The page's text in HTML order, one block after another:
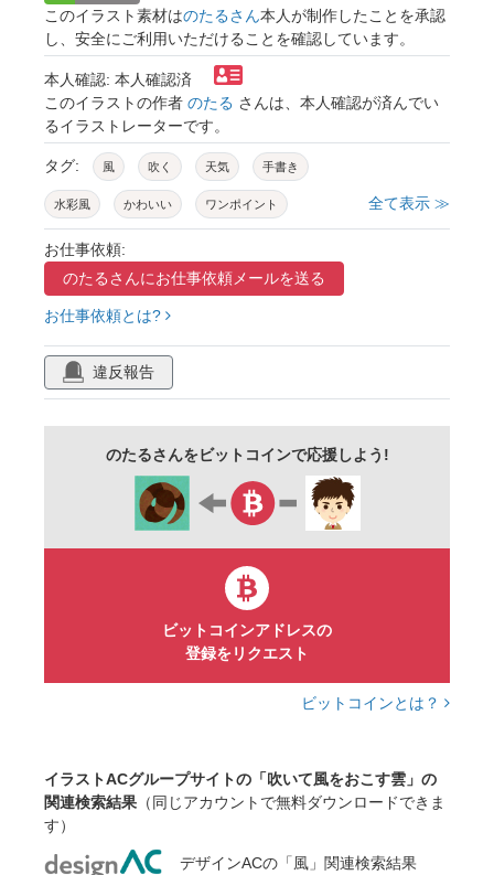
このイラスト素材はのたるさん本人が制作したことを承認
し、安全にご利用いただけることを確認しています。
本人確認: 本人確認済
このイラストの作者 のたる さんは、本人確認が済んでい
るイラストレーターです。
タグ: 風 吹く 天気 手書き
水彩風 かわいい ワンポイント 全て表示 ≫
お仕事依頼:
のたるさんにお仕事依頼メールを送る
お仕事依頼とは?
違反報告
のたるさんをビットコインで応援しよう!
ビットコインアドレスの
登録をリクエスト
ビットコインとは？
イラストACグループサイトの「吹いて風をおこす雲」の
関連検索結果 （同じアカウントで無料ダウンロードできま
す）
デザインACの「風」関連検索結果